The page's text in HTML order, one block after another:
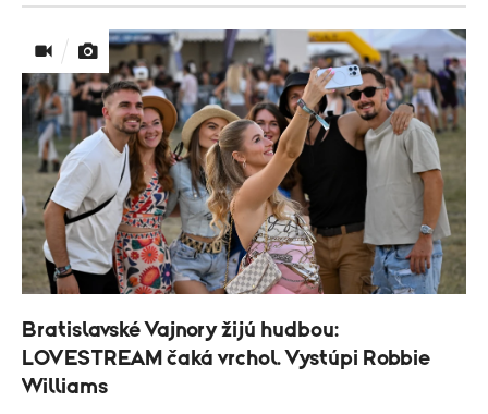
Bratislavské Vajnory žijú hudbou:
LOVESTREAM čaká vrchol. Vystúpi Robbie
Williams